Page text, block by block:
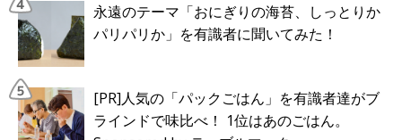
永遠のテーマ「おにぎりの海苔、しっとりか
パリパリか」を有識者に聞いてみた！
[PR]人気の「パックごはん」を有識者達がブ
ラインドで味比べ！ 1位はあのごはん。